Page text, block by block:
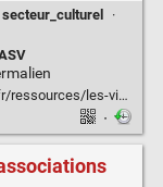
secteur_culturel
·
et-sexuels-dans-la-culture/
·